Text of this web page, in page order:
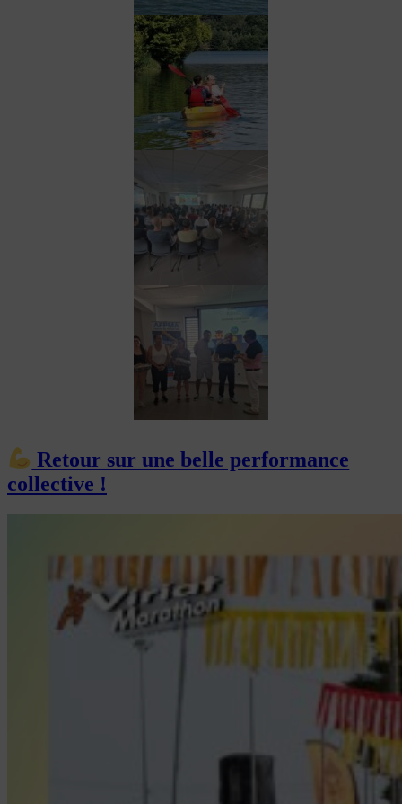
Retour sur une belle performance
collective !